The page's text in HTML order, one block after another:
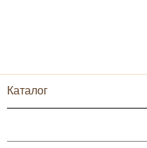
Каталог